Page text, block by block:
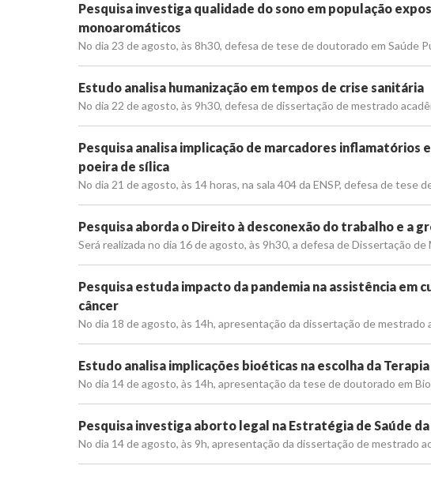
Pesquisa investiga qualidade do sono em população
monoaromáticos
No dia 23 de agosto, às 8h30, defesa de tese de doutorado em Saúde
Estudo analisa humanização em tempos de crise sanitária
No dia 22 de agosto, às 9h30, defesa de dissertação de mestrado
Pesquisa analisa implicação de marcadores inflamatórios
poeira de sílica
No dia 21 de agosto, às 14 horas, na sala 404 da ENSP, defesa de tese
Pesquisa aborda o Direito à desconexão do trabalho e a
Será realizada no dia 16 de agosto, às 9h30, a defesa de Dissertação
Pesquisa estuda impacto da pandemia na assistência em
câncer
No dia 18 de agosto, às 14h, apresentação da dissertação de mestrado
Estudo analisa implicações bioéticas na escolha da
No dia 14 de agosto, às 14h, apresentação da tese de doutorado em
Pesquisa investiga aborto legal na Estratégia de Saúde
No dia 14 de agosto, às 9h, apresentação da dissertação de mestrado